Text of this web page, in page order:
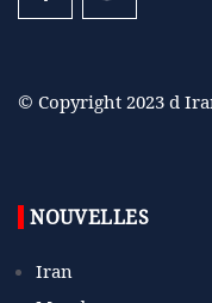
© Copyright 2023 d
NOUVELLES
Iran